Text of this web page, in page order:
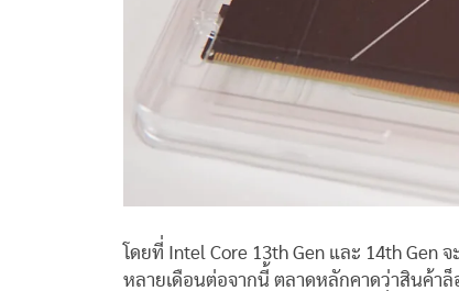
โดยที่ Intel Core 13th Gen และ 14th Gen
หลายเดือนต่อจากนี้ ตลาดหลักคาดว่าสินค้า